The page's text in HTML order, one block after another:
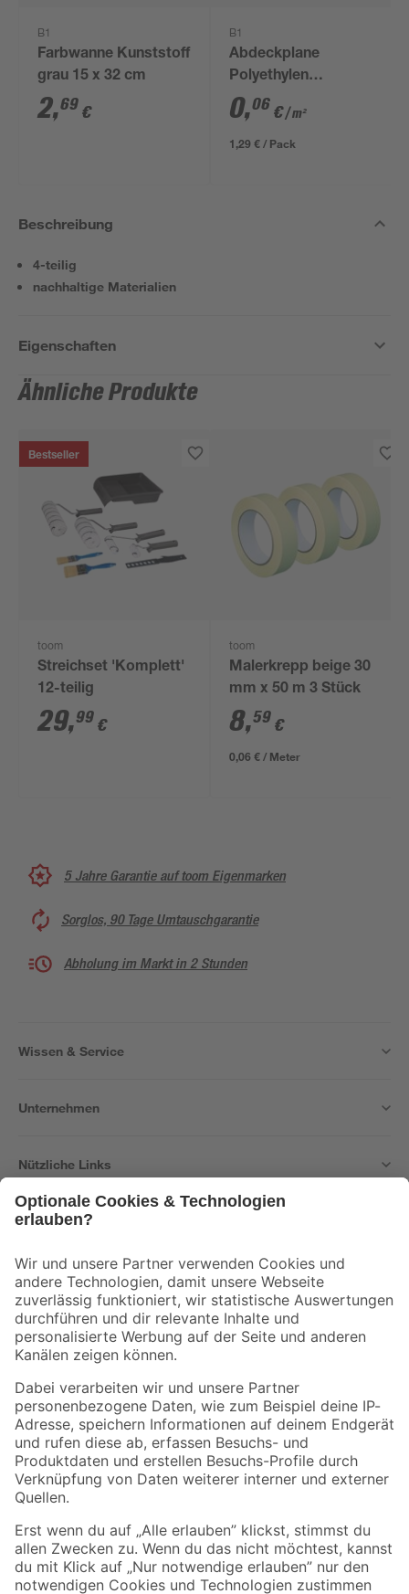
B1
Farbwanne Kunststoff
grau 15 x 32 cm
2,69 €
B1
Abdeckplane
Polyethylen
transparent 4 x 5 m
0,06 €/ m²
1,29 € / Pack
Beschreibung
4-teilig
nachhaltige Materialien
Eigenschaften
Ähnliche Produkte
Bestseller
toom
Streichset 'Komplett'
12-teilig
29,99 €
toom
Malerkrepp beige 30
mm x 50 m 3 Stück
8,59 €
0,06 € / Meter
5 Jahre Garantie auf toom Eigenmarken
Sorglos, 90 Tage Umtauschgarantie
Abholung im Markt in 2 Stunden
Wissen & Service
Unternehmen
Nützliche Links
Der toom Newsletter: Keine Angebote und Aktionen mehr verpassen!
Zur Newsletter Anmeldung
Folge uns
Zahlungsarten Versandarten
Sicher einkaufen
Jetzt die toom-App herunterladen